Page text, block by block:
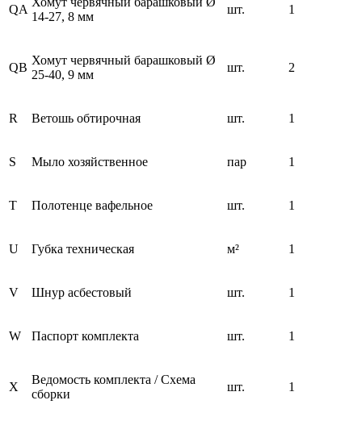
QA
14-27, 8 мм
шт. 1
QB
Хомут червячный барашковый Ø
25-40, 9 мм
шт. 2
R Ветошь обтирочная шт. 1
S Мыло хозяйственное пар 1
T Полотенце вафельное шт. 1
U Губка техническая м² 1
V Шнур асбестовый шт. 1
W Паспорт комплекта шт. 1
X
Ведомость комплекта / Схема
сборки
шт. 1